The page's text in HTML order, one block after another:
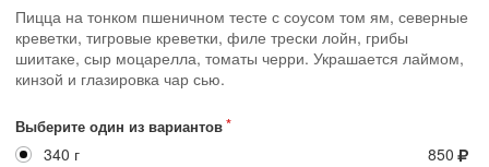
Пицца на тонком пшеничном тесте с соусом том ям, северные
креветки, тигровые креветки, филе трески лойн, грибы
шиитаке, сыр моцарелла, томаты черри. Украшается лаймом,
кинзой и глазировка чар сью.
Выберите один из вариантов
340 г 850